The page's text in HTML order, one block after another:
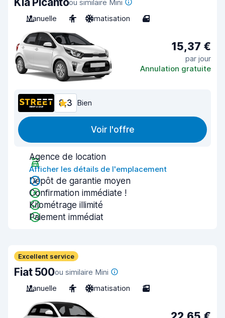
ou similaire Mini
Manuelle
4 Climatisation 4
15,37 €
par jour
Annulation gratuite
8,3 Bien
Voir l'offre
Agence de location
Afficher les détails de l'emplacement
Dépôt de garantie moyen
Confirmation immédiate !
Kilométrage illimité
Paiement immédiat
Excellent service
Fiat 500ou similaire Mini
Manuelle
4 Climatisation 3